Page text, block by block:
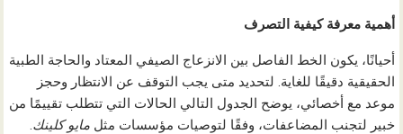
أهمية معرفة كيفية التصرف
أحيانًا، يكون الخط الفاصل بين الانزعاج الصيفي المعتاد والحاجة الطبية
الحقيقية دقيقًا للغاية. لتحديد متى يجب التوقف عن الانتظار وحجز
موعد مع أخصائي، يوضح الجدول التالي الحالات التي تتطلب تقييمًا من
خبير لتجنب المضاعفات، وفقًا لتوصيات مؤسسات مثلمايو كلينك.